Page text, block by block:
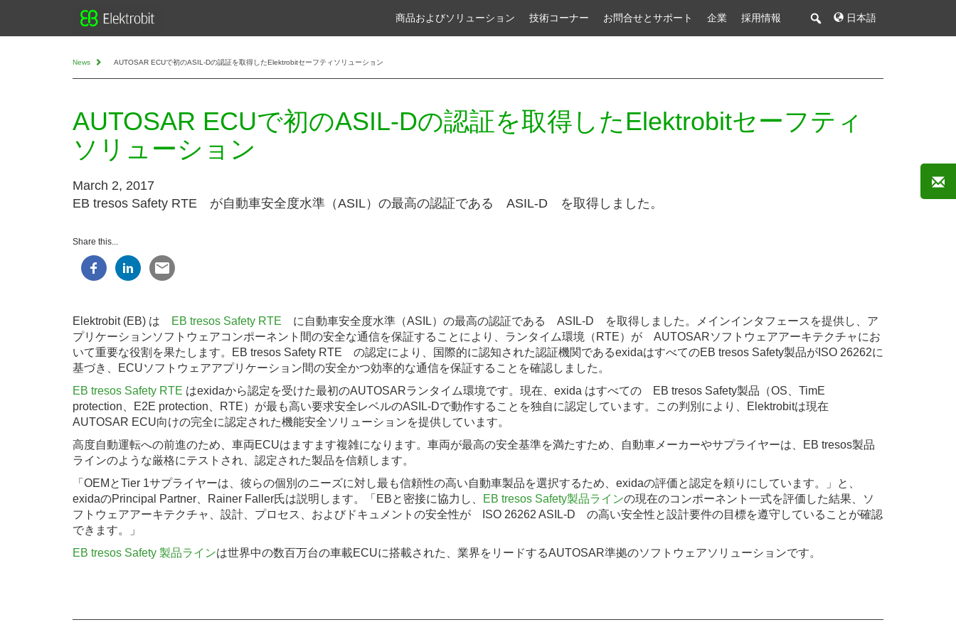
商品およびソリューション 技術コーナー お問合せとサポート 企業 採用情報 日本語
News AUTOSAR ECUで初のASIL-Dの認証を取得したElektrobitセーフティソリューション
AUTOSAR ECUで初のASIL-Dの認証を取得したElektrobitセーフティ
ソリューション
March 2, 2017
EB tresos Safety RTE が自動車安全度水準（ASIL）の最高の認証である ASIL-D を取得しました。
Share this...
Elektrobit (EB) は EB tresos Safety RTE に自動車安全度水準（ASIL）の最高の認証である ASIL-D を取得しました。メインインタフェースを提供し、ア
プリケーションソフトウェアコンポーネント間の安全な通信を保証することにより、ランタイム環境（RTE）が AUTOSARソフトウェアアーキテクチャにお
いて重要な役割を果たします。EB tresos Safety RTE の認定により、国際的に認知された認証機関であるexidaはすべてのEB tresos Safety製品がISO 26262に
基づき、ECUソフトウェアアプリケーション間の安全かつ効率的な通信を保証することを確認しました。
EB tresos Safety RTE はexidaから認定を受けた最初のAUTOSARランタイム環境です。現在、exida はすべての EB tresos Safety製品（OS、TimE
protection、E2E protection、RTE）が最も高い要求安全レベルのASIL-Dで動作することを独自に認定しています。この判別により、Elektrobitは現在
AUTOSAR ECU向けの完全に認定された機能安全ソリューションを提供しています。
高度自動運転への前進のため、車両ECUはますます複雑になります。車両が最高の安全基準を満たすため、自動車メーカーやサプライヤーは、EB tresos製品
ラインのような厳格にテストされ、認定された製品を信頼します。
「OEMとTier 1サプライヤーは、彼らの個別のニーズに対し最も信頼性の高い自動車製品を選択するため、exidaの評価と認定を頼りにしています。」と、
exidaのPrincipal Partner、Rainer Faller氏は説明します。「EBと密接に協力し、
EB tresos Safety製品ラインの現在のコンポーネント一式を評価した結果、ソ
フトウェアアーキテクチャ、設計、プロセス、およびドキュメントの安全性が ISO 26262 ASIL-D の高い安全性と設計要件の目標を遵守していることが確認
できます。」
EB tresos Safety 製品ラインは世界中の数百万台の車載ECUに搭載された、業界をリードするAUTOSAR準拠のソフトウェアソリューションです。